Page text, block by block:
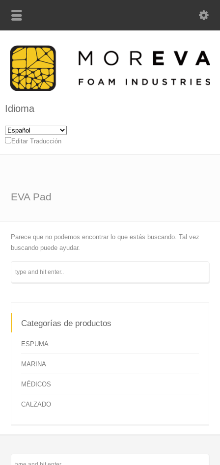
Idioma
Editar Traducción
EVA Pad
Parece que no podemos encontrar lo que estás buscando. Tal vez
buscando puede ayudar.
Categorías de productos
ESPUMA
MARINA
MÉDICOS
CALZADO